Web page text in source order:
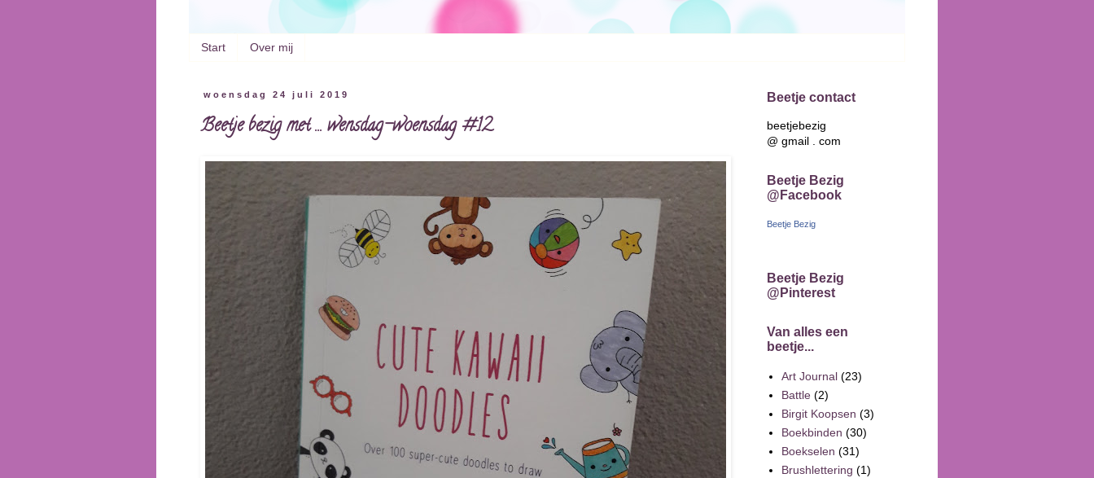
Start Over mij
woensdag 24 juli 2019
Beetje bezig met ... wensdag-woensdag #12
Beetje contact
beetjebezig
@ gmail . com
Beetje Bezig
@Facebook
Beetje Bezig
Beetje Bezig
@Pinterest
Van alles een
beetje...
Art Journal (23)
Battle (2)
Birgit Koopsen (3)
Boekbinden (30)
Boekselen (31)
Brushlettering (1)